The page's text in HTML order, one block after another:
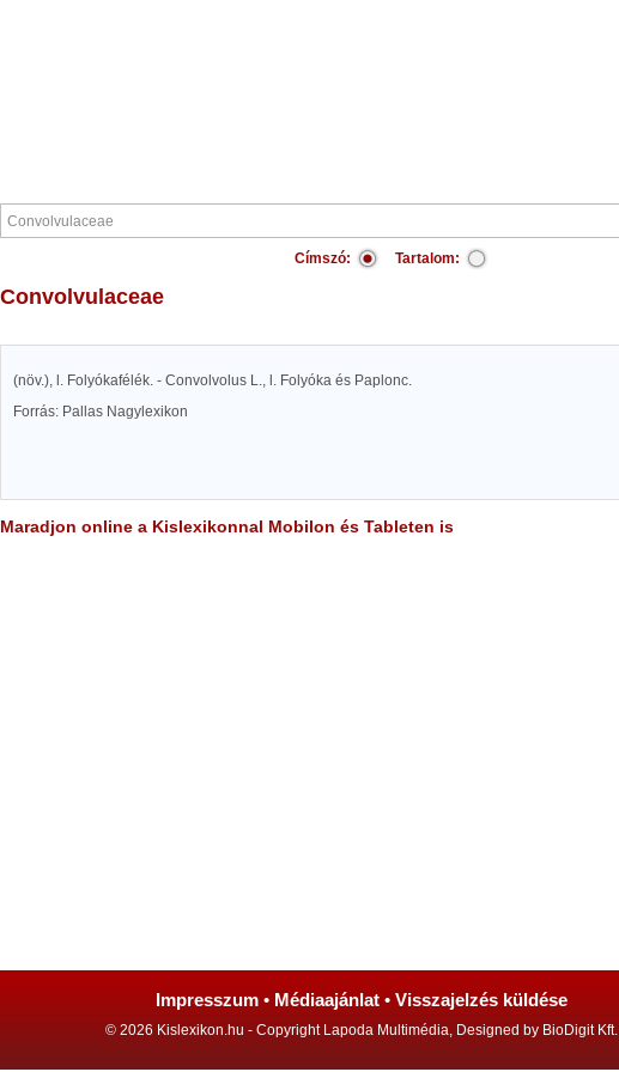
Címszó: Tartalom:
Convolvulaceae
(növ.), l. Folyókafélék. - Convolvolus L., l. Folyóka és Paplonc.
Forrás: Pallas Nagylexikon
Maradjon online a Kislexikonnal Mobilon és Tableten is
Impresszum • Médiaajánlat • Visszajelzés küldése
© 2026 Kislexikon.hu - Copyright Lapoda Multimédia, Designed by BioDigit Kft.